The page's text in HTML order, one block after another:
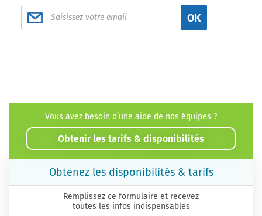
OK
Vous avez besoin d’une aide de nos équipes ?
Obtenir les tarifs & disponibilités
Obtenez les disponibilités & tarifs
Remplissez ce formulaire et recevez
toutes les infos indispensables